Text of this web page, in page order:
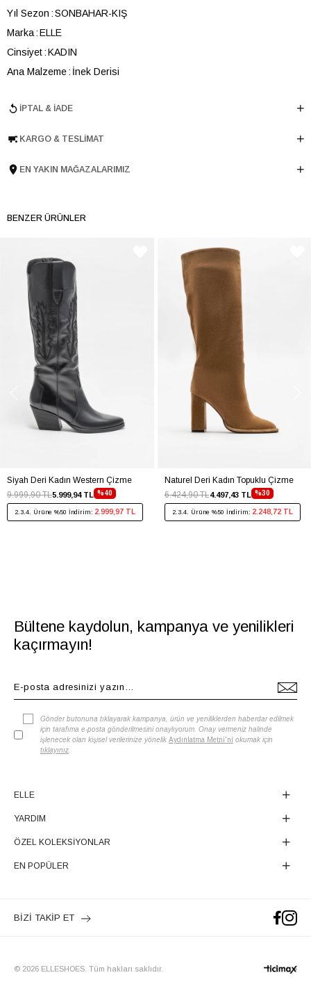
Yıl Sezon SONBAHAR-KIŞ
Marka ELLE
Cinsiyet KADIN
Ana Malzeme İnek Derisi
Topuk Boyu 8 cm
Taban Yüksekliği 2 cm
İPTAL & İADE
KARGO & TESLIMAT
EN YAKIN MAĞAZALARIMIZ
BENZER ÜRÜNLER
Siyah Deri Kadın Western Çizme
%40
5.999,94 TL
9.999,90 TL
2.3.4. Ürüne %50 İndirim: 2.999,97 TL
Naturel Deri Kadın Topuklu Çizme
%30
4.497,43 TL
6.424,90 TL
2.3.4. Ürüne %50 İndirim: 2.248,72 TL
Bültene kaydolun, kampanya ve yenilikleri
kaçırmayın!
Gönder butonuna tıklayarak kampanya, ürün ve yeniliklerden haberdar edilmek
için tarafıma e-posta gönderilmesini onaylıyorum. Onay vermeniz halinde
işlenecek olan kişisel verilerinize yönelik Aydınlatma Metni'ni okumak için
tıklayınız
ELLE
YARDIM
ÖZEL KOLEKSİYONLAR
EN POPÜLER
BİZİ TAKİP ET
© 2026 ELLESHOES. Tüm hakları saklıdır.